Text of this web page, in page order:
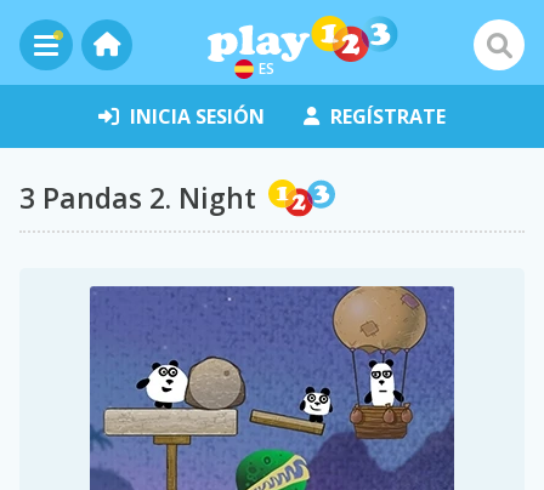
ES
INICIA SESIÓN REGÍSTRATE
3 Pandas 2. Night